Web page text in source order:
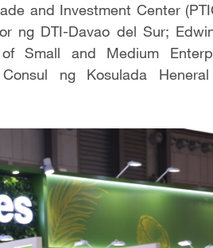
and Investment Center
ng DTI-Davao del Sur;
Small and Medium
ng Kosulada